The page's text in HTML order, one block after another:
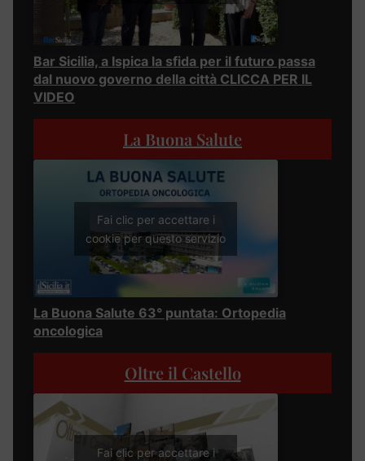
Bar Sicilia, a Ispica la sfida per il futuro passa
dal nuovo governo della città CLICCA PER IL
VIDEO
La Buona Salute
Fai clic per accettare i
cookie per questo servizio
La Buona Salute 63° puntata: Ortopedia
oncologica
Oltre il Castello
Fai clic per accettare i